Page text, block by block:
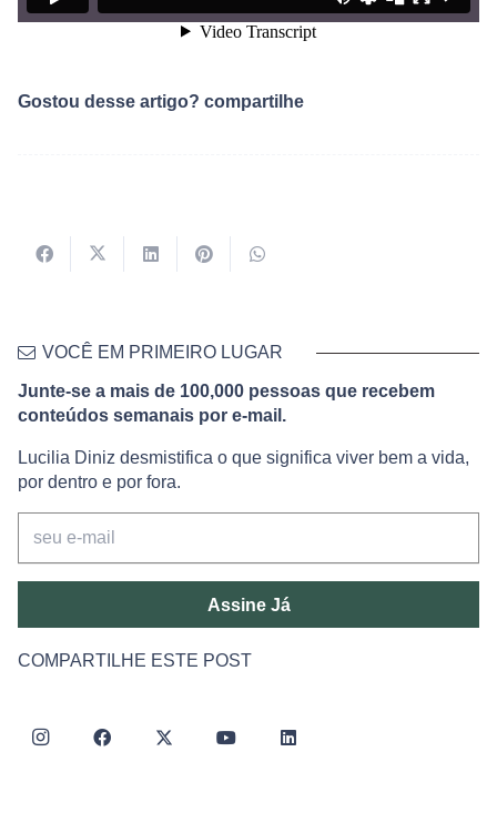
Gostou desse artigo? compartilhe
VOCÊ EM PRIMEIRO LUGAR
Junte-se a mais de 100,000 pessoas que recebem
conteúdos semanais por e-mail.
Lucilia Diniz desmistifica o que significa viver bem a vida,
por dentro e por fora.
Assine Já
COMPARTILHE ESTE POST